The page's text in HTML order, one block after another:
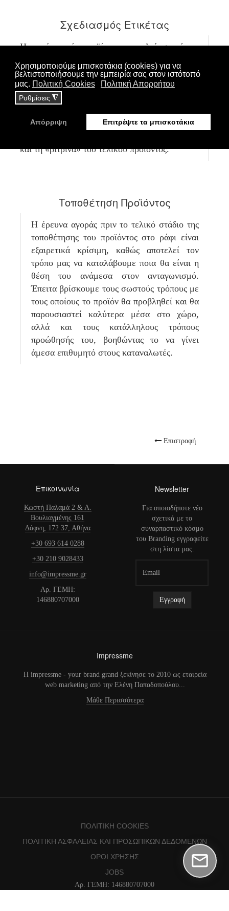
Σχεδιασμός Ετικέτας
Η ετικέτα ενός προϊόντος αποτελεί συχνά την
αφορμή για την αγορά του. Η ετικέτα οφείλει να
προβάλλει απλά και άμεσα το πλεονέκτημα και
τις αξίες του προϊόντος αλλά και την αισθητική
και το σχεδιασμό ολόκληρου του brand. Με
καταλήγουμε στο σχεδιασμό των τελικών
και τη «βιτρίνα» του τελικού προϊόντος.
Τοποθέτηση Προϊόντος
Η έρευνα αγοράς πριν το τελικό στάδιο της
τοποθέτησης του προϊόντος στο ράφι είναι
εξαιρετικά κρίσιμη, καθώς αποτελεί τον
τρόπο μας να καταλάβουμε ποια θα είναι η
θέση του ανάμεσα στον ανταγωνισμό.
Έπειτα βρίσκουμε τους σωστούς τρόπους με
τους οποίους το προϊόν θα προβληθεί και θα
παρουσιαστεί καλύτερα μέσα στο χώρο,
αλλά και τους κατάλληλους τρόπους
προώθησής του, βοηθώντας το να γίνει
άμεσα επιθυμητό στους καταναλωτές.
Επιστροφή
Επικοινωνία
Κωστή Παλαμά 2 & Λ.
Βουλιαγμένης 161
Δάφνη, 172 37, Αθήνα
+30 693 614 0288
+30 210 9028433
info@impressme.gr
Αρ. ΓΕΜΗ:
146880707000
Newsletter
Για οποιοδήποτε νέο
σχετικά με το
συναρπαστικό κόσμο
του Branding εγγραφείτε
στη λίστα μας.
Impressme
H impressme - your brand grand ξεκίνησε το 2010 ως εταιρεία
web marketing από την Ελένη Παπαδοπούλου...
Μάθε Περισσότερα
ΠΟΛΙΤΙΚΉ COOKIES
ΠΟΛΙΤΙΚΉ ΑΣΦΑΛΕΊΑΣ ΚΑΙ ΠΡΟΣΩΠΙΚΏΝ ΔΕΔΟΜΈΝΩΝ
ΌΡΟΙ ΧΡΉΣΗΣ
JOBS
Αρ. ΓΕΜΗ: 146880707000